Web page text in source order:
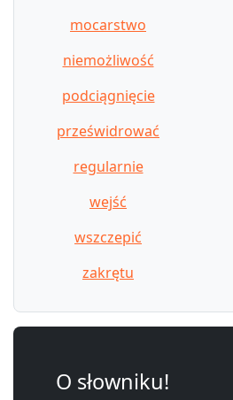
mocarstwo
niemożliwość
podciągnięcie
prześwidrować
regularnie
wejść
wszczepić
zakrętu
O słowniku!